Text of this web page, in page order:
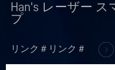
Han's レーザー
プ
リンク＃リンク＃